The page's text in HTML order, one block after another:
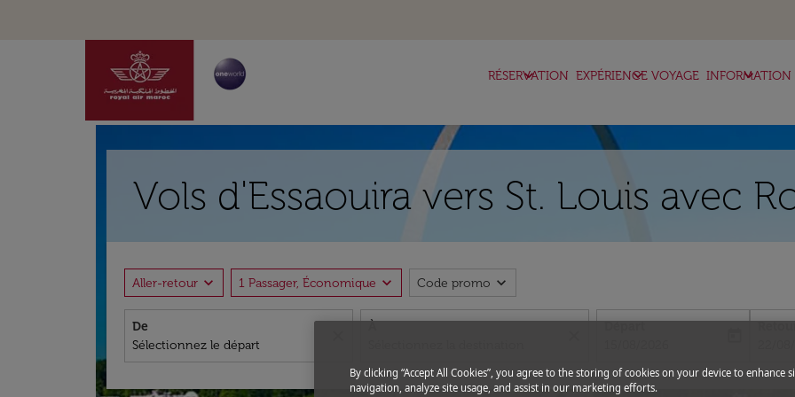
RÉSERVATION
keyboard_arrow_down EXPÉRIENCE VOYAGE
keyboard_arrow_down INFORMATION
keyboard_arrow_down
Vols d'Essaouira vers St. Louis avec
Aller-retour expand_more 1 Passager, Économique expand_more Code promo expand_more
De
fc-
By clicking “Accept All Cookies”, you agree to the storing of cookies on your device to enhance
navigation, analyze site usage, and assist in our marketing efforts.